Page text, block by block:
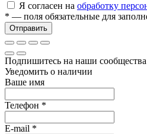
Я согласен на обработку
* — поля обязательные для
Отправить
Подпишитесь на наши
Уведомить о наличии
Ваше имя
Телефон *
E-mail *